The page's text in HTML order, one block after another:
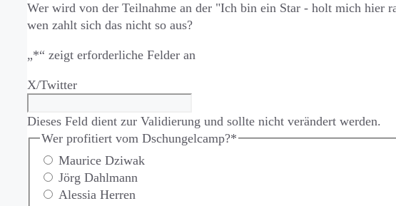
Wer wird von der Teilnahme an der "Ich bin ein Star - holt mich hier
wen zahlt sich das nicht so aus?
„*“ zeigt erforderliche Felder an
X/Twitter
Dieses Feld dient zur Validierung und sollte nicht verändert werden.
Wer profitiert vom Dschungelcamp?*
Maurice Dziwak
Jörg Dahlmann
Alessia Herren